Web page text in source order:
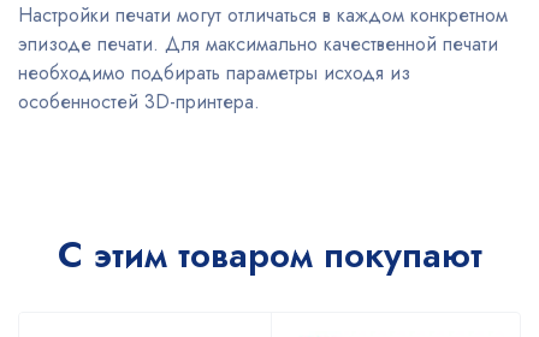
Настройки печати могут отличаться в каждом конкретном
эпизоде печати. Для максимально качественной печати
необходимо подбирать параметры исходя из
особенностей 3D-принтера.
С этим товаром покупают